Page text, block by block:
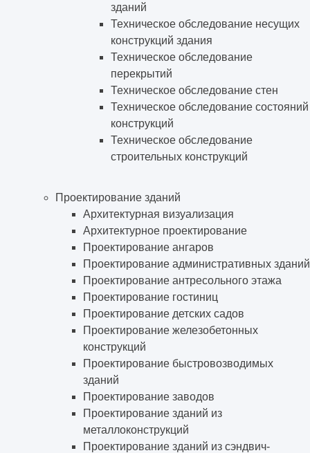
зданий
Техническое обследование несущих
конструкций здания
Техническое обследование
перекрытий
Техническое обследование стен
Техническое обследование состояний
конструкций
Техническое обследование
строительных конструкций
Проектирование зданий
Архитектурная визуализация
Архитектурное проектирование
Проектирование ангаров
Проектирование административных зданий
Проектирование антресольного этажа
Проектирование гостиниц
Проектирование детских садов
Проектирование железобетонных
конструкций
Проектирование быстровозводимых
зданий
Проектирование заводов
Проектирование зданий из
металлоконструкций
Проектирование зданий из сэндвич-